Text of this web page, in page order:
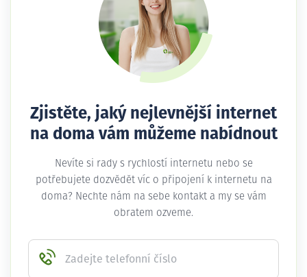
Zjistěte, jaký nejlevnější internet
na doma vám můžeme nabídnout
Nevíte si rady s rychlostí internetu nebo se
potřebujete dozvědět víc o připojení k internetu na
doma? Nechte nám na sebe kontakt a my se vám
obratem ozveme.
Zadejte telefonní číslo